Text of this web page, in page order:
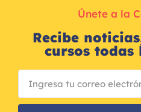
Únete a la
Recibe
cursos todas